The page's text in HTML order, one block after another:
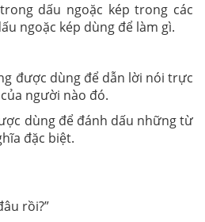
dấu ngoặc kép trong các
ngoặc kép dùng để làm gì.
được dùng để dẫn lời nói trực
người nào đó.
dùng để đánh dấu những từ
đặc biệt.
rồi?”